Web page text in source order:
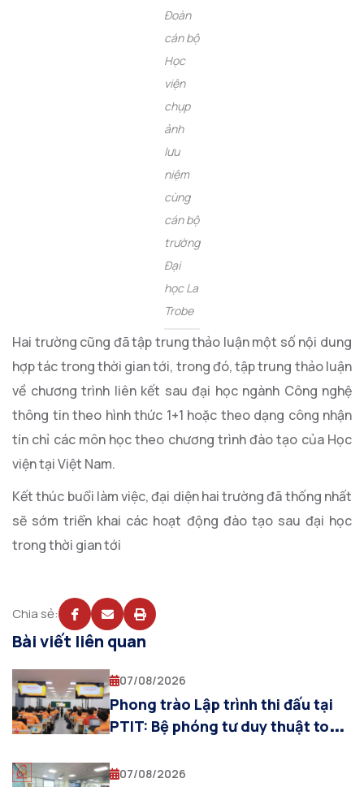
Đoàn
cán bộ
Học
viện
chụp
ảnh
lưu
niệm
cùng
cán bộ
trường
Đại
học La
Trobe
Hai trường cũng đã tập trung thảo luận một số nội dung
hợp tác trong thời gian tới, trong đó, tập trung thảo luận
về chương trình liên kết sau đại học ngành Công nghệ
thông tin theo hình thức 1+1 hoặc theo dạng công nhận
tín chỉ các môn học theo chương trình đào tạo của Học
viện tại Việt Nam.
Kết thúc buổi làm việc, đại diện hai trường đã thống nhất
sẽ sớm triển khai các hoạt động đào tạo sau đại học
trong thời gian tới
Chia sẻ:
Bài viết liên quan
07/08/2026
Phong trào Lập trình thi đấu tại
PTIT: Bệ phóng tư duy thuật toán
07/08/2026